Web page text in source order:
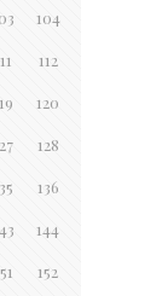
104
112
120
128
136
144
152